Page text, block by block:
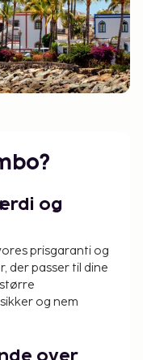
og
prisgaranti og
der passer til dine
og nem